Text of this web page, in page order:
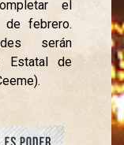
el
febrero.
serán
Estatal de